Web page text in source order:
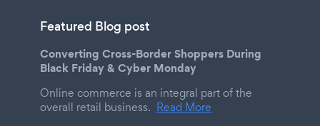
Featured Blog post
Converting Cross-Border Shoppers During
Black Friday & Cyber Monday
Online commerce is an integral part of the
overall retail business. Read More